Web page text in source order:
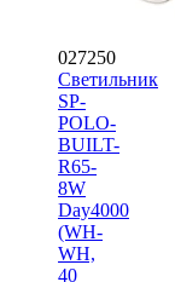
027250
Светильник
SP-
POLO-
BUILT-
R65-
8W
Day4000
(WH-
WH,
40